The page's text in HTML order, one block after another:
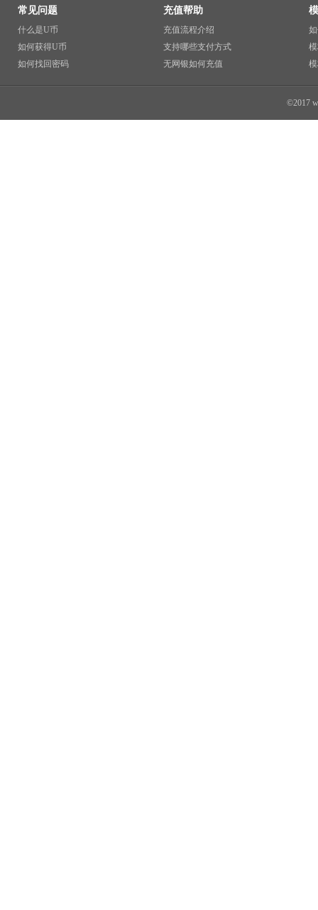
常见问题
什么是U币
如何获得U币
如何找回密码
充值帮助
充值流程介绍
支持哪些支付方式
无网银如何充值
©2017